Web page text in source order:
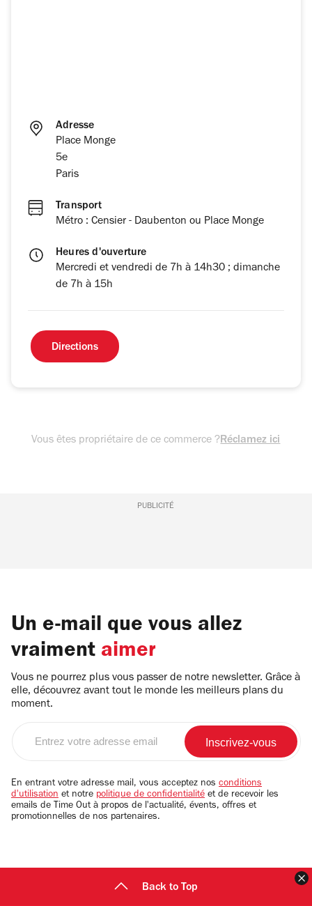
Adresse
Place Monge
5e
Paris
Transport
Métro : Censier - Daubenton ou Place Monge
Heures d'ouverture
Mercredi et vendredi de 7h à 14h30 ; dimanche
de 7h à 15h
Directions
Vous êtes propriétaire de ce commerce ?Réclamez ici
PUBLICITÉ
Un e-mail que vous allez
vraiment aimer
Vous ne pourrez plus vous passer de notre newsletter. Grâce à
elle, découvrez avant tout le monde les meilleurs plans du
moment.
email
En entrant votre adresse mail, vous acceptez nos conditions
d'utilisation et notre politique de confidentialité et de recevoir les
emails de Time Out à propos de l'actualité, évents, offres et
promotionnelles de nos partenaires.
Back to Top